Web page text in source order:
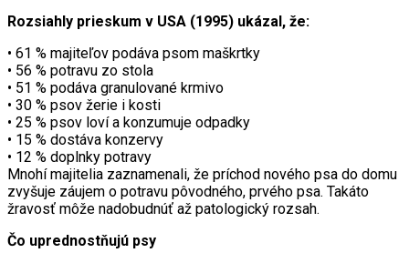
Rozsiahly prieskum v USA (1995) ukázal, že:
• 61 % majiteľov podáva psom maškrtky
• 56 % potravu zo stola
• 51 % podáva granulované krmivo
• 30 % psov žerie i kosti
• 25 % psov loví a konzumuje odpadky
• 15 % dostáva konzervy
• 12 % doplnky potravy
Mnohí majitelia zaznamenali, že príchod nového psa do domu
zvyšuje záujem o potravu pôvodného, prvého psa. Takáto
žravosť môže nadobudnúť až patologický rozsah.
Čo uprednostňujú psy